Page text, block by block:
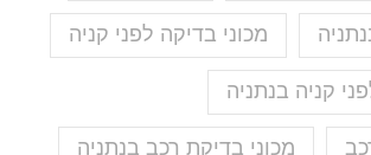
מכוני בדיקה לפני קניה
קניה בנתניה
מכוני בדיקת רכב בנתניה